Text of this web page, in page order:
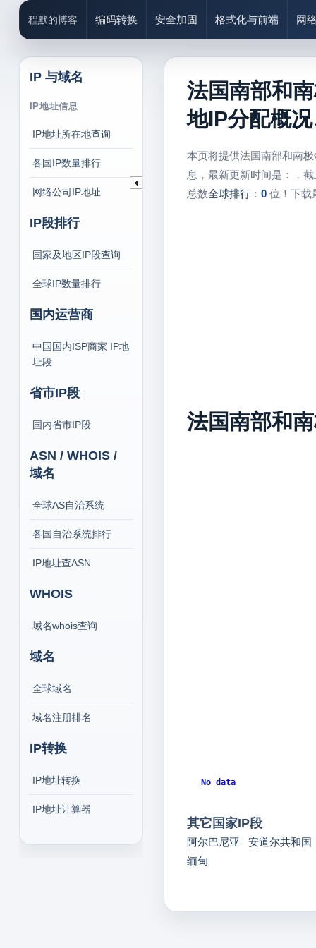
程默的博客 编码转换 安全加固 格式化与前端 网
IP 与域名
IP地址信息
IP地址所在地查询
各国IP数量排行
网络公司IP地址
IP段排行
国家及地区IP段查询
全球IP数量排行
国内运营商
中国国内ISP商家 IP地
址段
省市IP段
国内省市IP段
ASN / WHOIS /
域名
全球AS自治系统
各国自治系统排行
IP地址查ASN
WHOIS
域名whois查询
域名
全球域名
域名注册排名
IP转换
IP地址转换
IP地址计算器
法国南部和
地IP分配概
本页将提供法国南部和南
息，最新更新时间是：
，
总数全球排行： 0位！下载
法国南部和
No data
No data
其它国家IP段
阿尔巴尼亚 安道尔共和国
缅甸